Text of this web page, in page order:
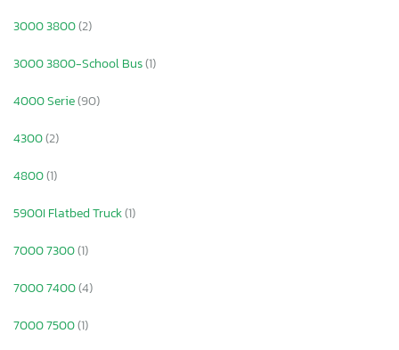
3000 3800(2)
3000 3800-School Bus(1)
4000 Serie(90)
4300(2)
4800(1)
5900I Flatbed Truck(1)
7000 7300(1)
7000 7400(4)
7000 7500(1)